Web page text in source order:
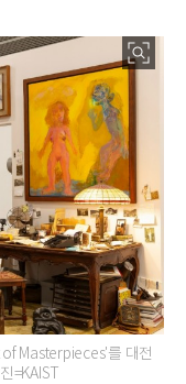
Masterpieces'를 대전
=KAIST